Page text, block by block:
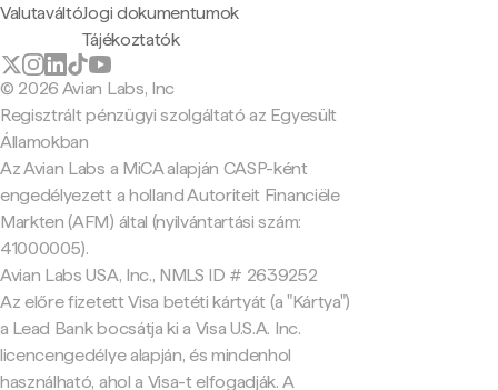
ValutaváltóJogi dokumentumok
Tájékoztatók
© 2026 Avian Labs, Inc
Regisztrált pénzügyi szolgáltató az Egyesült
Államokban
Az Avian Labs a MiCA alapján CASP-ként
engedélyezett a holland Autoriteit Financiële
Markten (AFM) által (nyilvántartási szám:
41000005).
Avian Labs USA, Inc., NMLS ID # 2639252
Az előre fizetett Visa betéti kártyát (a "Kártya")
a Lead Bank bocsátja ki a Visa U.S.A. Inc.
licencengedélye alapján, és mindenhol
használható, ahol a Visa-t elfogadják. A